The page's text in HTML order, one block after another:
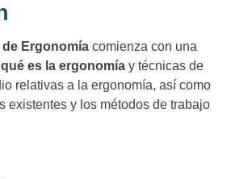
Ergonomía comienza con una
qué es la ergonomía y técnicas de
relativas a la ergonomía, así como
existentes y los métodos de trabajo